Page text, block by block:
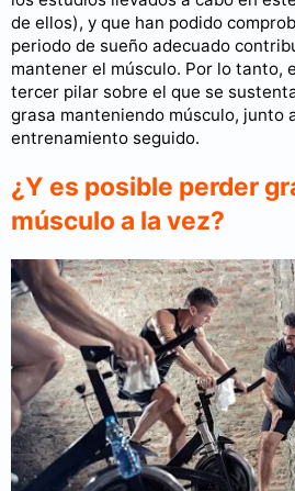
de ellos), y que han podido
periodo de sueño adecuado
mantener el músculo. Por lo tanto,
tercer pilar sobre el que se
grasa manteniendo músculo, junto
entrenamiento seguido.
¿Y es posible perder
músculo a la vez?